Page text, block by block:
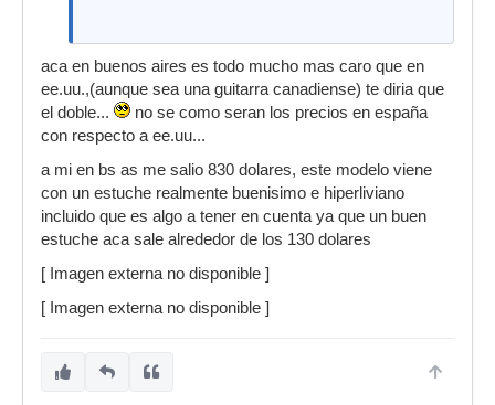
aca en buenos aires es todo mucho mas caro que en
ee.uu.,(aunque sea una guitarra canadiense) te diria que
el doble...
no se como seran los precios en españa
con respecto a ee.uu...
a mi en bs as me salio 830 dolares, este modelo viene
con un estuche realmente buenisimo e hiperliviano
incluido que es algo a tener en cuenta ya que un buen
estuche aca sale alrededor de los 130 dolares
[ Imagen externa no disponible ]
[ Imagen externa no disponible ]